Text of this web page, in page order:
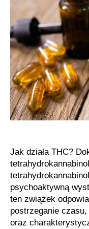
Jak działa THC?
psychoaktywną
ten związek
postrzeganie
oraz